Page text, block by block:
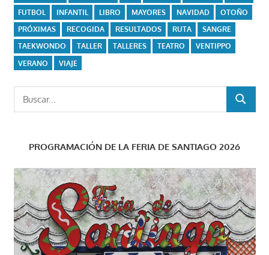
FUTBOL INFANTIL LIBRO MAYORES NAVIDAD
OTOÑO
PRÓXIMAS
RECOGIDA RESULTADOS RUTA
SANGRE
TAEKWONDO
TALLER TALLERES TEATRO
VENTIPPO
VERANO
VIAJE
BUSCAR
PROGRAMACIÓN DE LA FERIA DE SANTIAGO 2026